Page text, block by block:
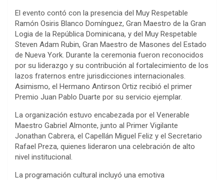
El evento contó con la presencia del Muy Respetable
Ramón Osiris Blanco Domínguez, Gran Maestro de la Gran
Logia de la República Dominicana, y del Muy Respetable
Steven Adam Rubin, Gran Maestro de Masones del Estado
de Nueva York. Durante la ceremonia fueron reconocidos
por su liderazgo y su contribución al fortalecimiento de los
lazos fraternos entre jurisdicciones internacionales.
Asimismo, el Hermano Antirson Ortiz recibió el primer
Premio Juan Pablo Duarte por su servicio ejemplar.
La organización estuvo encabezada por el Venerable
Maestro Gabriel Almonte, junto al Primer Vigilante
Jonathan Cabrera, el Capellán Miguel Feliz y el Secretario
Rafael Preza, quienes lideraron una celebración de alto
nivel institucional.
La programación cultural incluyó una emotiva